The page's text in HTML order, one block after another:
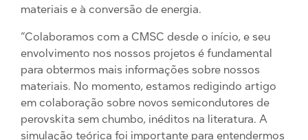
materiais e à conversão de energia.
“Colaboramos com a CMSC desde o início, e seu
envolvimento nos nossos projetos é fundamental
para obtermos mais informações sobre nossos
materiais. No momento, estamos redigindo artigo
em colaboração sobre novos semicondutores de
perovskita sem chumbo, inéditos na literatura. A
simulação teórica foi importante para entendermos